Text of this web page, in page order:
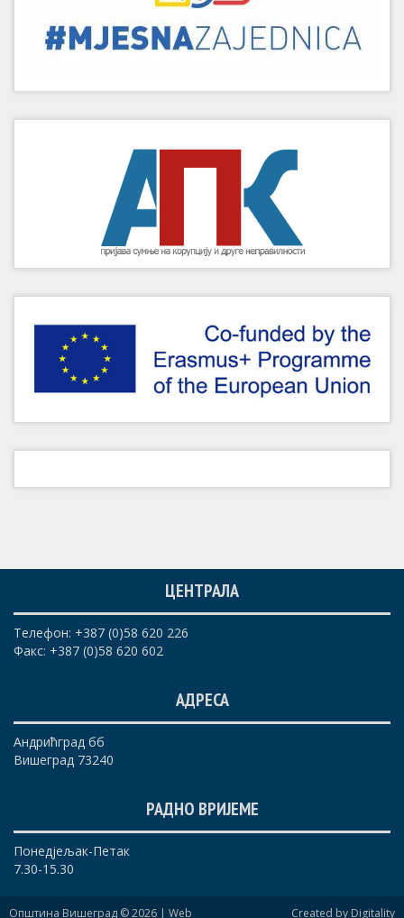
ЦЕНТРАЛА
Телефон: +387 (0)58 620 226
Факс: +387 (0)58 620 602
АДРЕСА
Андрићград бб
Вишеград 73240
РАДНО ВРИЈЕМЕ
Понедјељак-Петак
7.30-15.30
Општина Вишеград © 2026 | Web Created by Digitality